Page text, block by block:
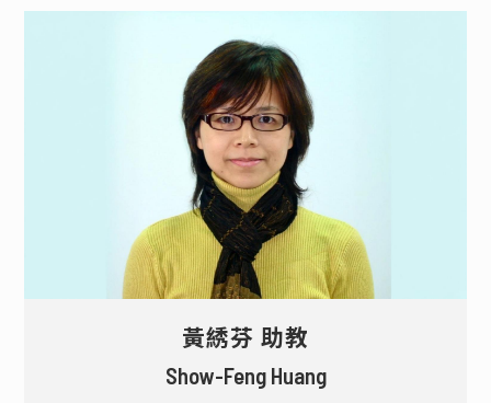
黃綉芬 助教
Show-Feng Huang